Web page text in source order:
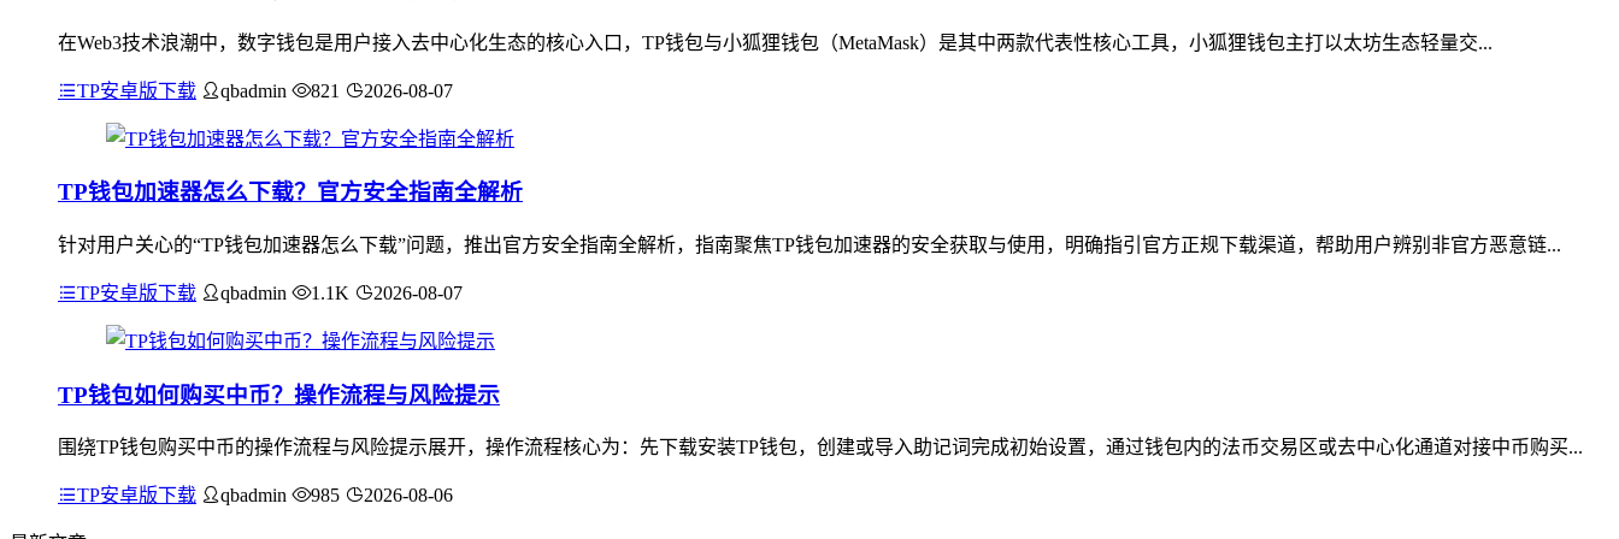
在Web3技术浪潮中，数字钱包是用户接入去中心化生态的核心入口，TP钱包与小狐狸钱包（MetaMask）是其中两款代表性核心工具，小狐狸钱包主打以太坊生态轻量交...
TP安卓版下载 qbadmin 821 2026-08-07
TP钱包加速器怎么下载？官方安全指南全解析
针对用户关心的“TP钱包加速器怎么下载”问题，推出官方安全指南全解析，指南聚焦TP钱包加速器的安全获取与使用，明确指引官方正规下载渠道，帮助用户辨别非官方恶意链...
TP安卓版下载 qbadmin 1.1K 2026-08-07
TP钱包如何购买中币？操作流程与风险提示
围绕TP钱包购买中币的操作流程与风险提示展开，操作流程核心为：先下载安装TP钱包，创建或导入助记词完成初始设置，通过钱包内的法币交易区或去中心化通道对接中币购买...
TP安卓版下载 qbadmin 985 2026-08-06